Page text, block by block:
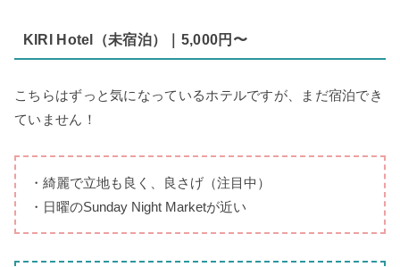
KIRI Hotel（未宿泊）｜5,000円〜
こちらはずっと気になっているホテルですが、まだ宿泊でき
ていません！
・綺麗で立地も良く、良さげ（注目中）
・日曜のSunday Night Marketが近い